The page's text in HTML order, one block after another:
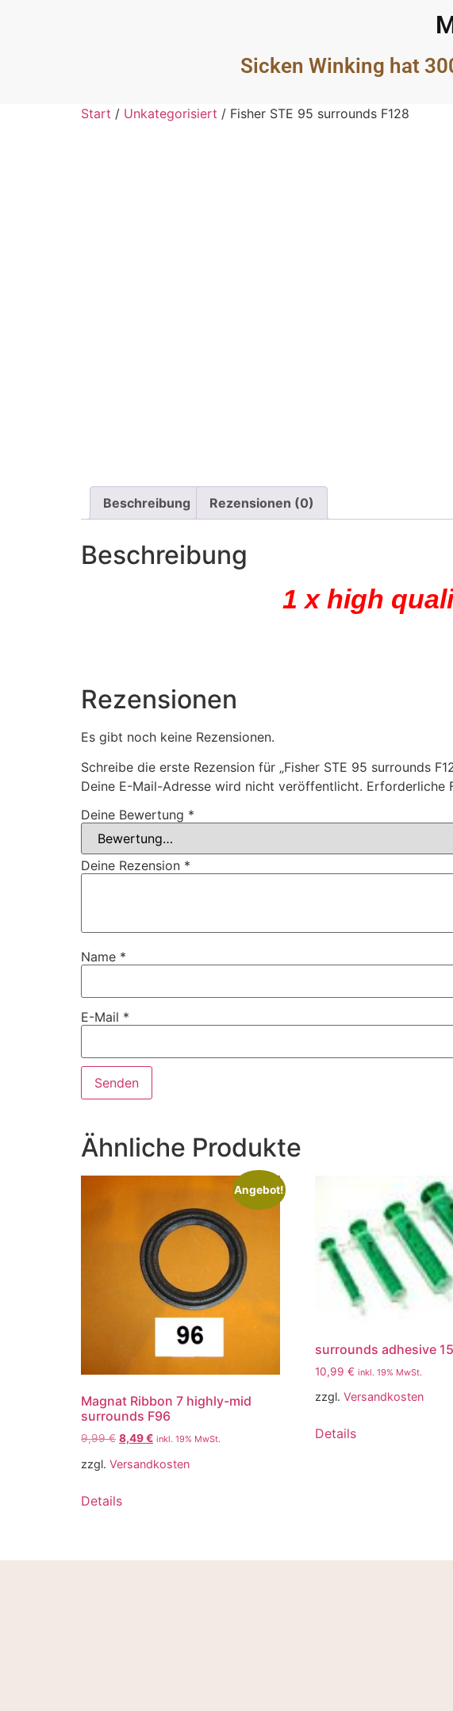
Sicken Winking hat
Start / Unkategorisiert / Fisher STE 95 surrounds F128
Beschreibung Rezensionen (0)
Beschreibung
1 x high
Rezensionen
Es gibt noch keine Rezensionen.
Schreibe die erste Rezension für „Fisher STE 95 surrounds
Deine E-Mail-Adresse wird nicht veröffentlicht. Erforderliche
Deine Bewertung *
Deine Rezension *
Name *
E-Mail *
Ähnliche Produkte
Angebot!
Magnat Ribbon 7 highly-mid
surrounds F96
9,99€ 8,49€ inkl. 19% MwSt.
zzgl. Versandkosten
Details
surrounds adhesive
10,99 € inkl. 19% MwSt.
zzgl. Versandkosten
Details